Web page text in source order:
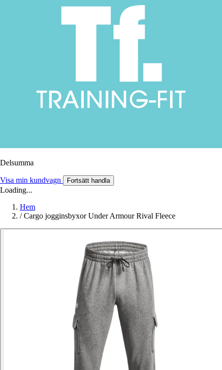
Delsumma
Visa min kundvagn Fortsätt handla
Loading...
Hem
/ Cargo jogginsbyxor Under Armour Rival Fleece